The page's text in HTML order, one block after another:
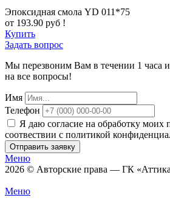
Эпоксидная смола YD 011*75
от 193.90 руб !
Купить
Задать вопрос
Мы перезвоним Вам в течении 1 часа и
на все вопросы!
Имя
Телефон
Я даю согласие на обработку моих
соотвествии с политикой
Отправить заявку
Меню
2026 © Авторские права — ГК
Меню